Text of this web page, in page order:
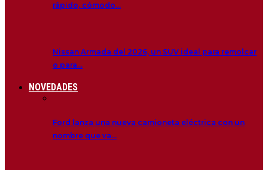
rápido, cómodo…
Nissan Armada del 2026, un SUV ideal para remolcar
o para…
NOVEDADES
Ford lanza una nueva camioneta eléctrica con un
nombre que va…